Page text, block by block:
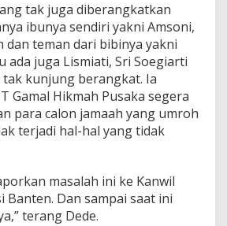
tak juga diberangkatkan
ibunya sendiri yakni Amsoni,
dan teman dari bibinya yakni
ada juga Lismiati, Sri Soegiarti
tak kunjung berangkat. Ia
Gamal Hikmah Pusaka segera
para calon jamaah yang umroh
terjadi hal-hal yang tidak
masalah ini ke Kanwil
Banten. Dan sampai saat ini
terang Dede.